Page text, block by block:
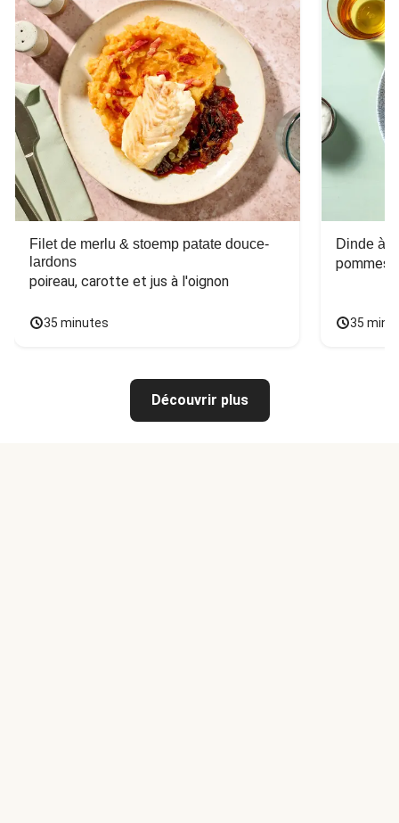
Filet de merlu & stoemp patate douce-
lardons
poireau, carotte et jus à l'oignon
35 minutes
Dinde à
pommes
35
Découvrir plus